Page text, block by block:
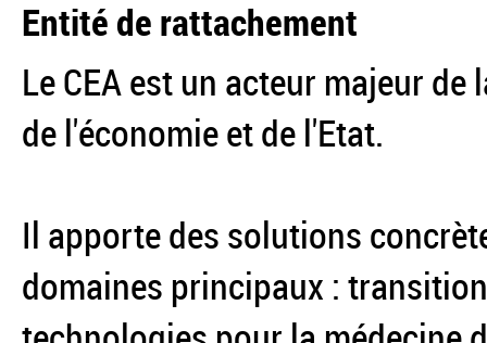
Entité de rattachement
Le CEA est un acteur majeur
de l'économie et de l'Etat.
Il apporte des solutions
domaines principaux :